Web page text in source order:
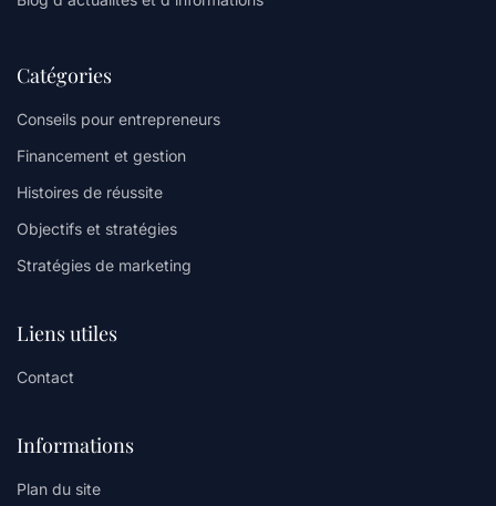
Catégories
Conseils pour entrepreneurs
Financement et gestion
Histoires de réussite
Objectifs et stratégies
Stratégies de marketing
Liens utiles
Contact
Informations
Plan du site